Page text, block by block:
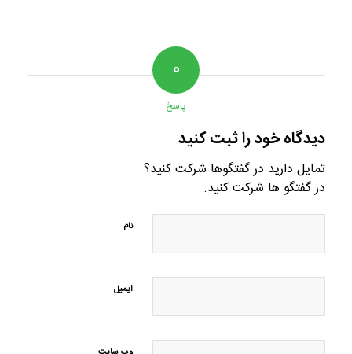
۰
پاسخ
دیدگاه خود را ثبت کنید
تمایل دارید در گفتگوها شرکت کنید؟
در گفتگو ها شرکت کنید.
نام
ایمیل